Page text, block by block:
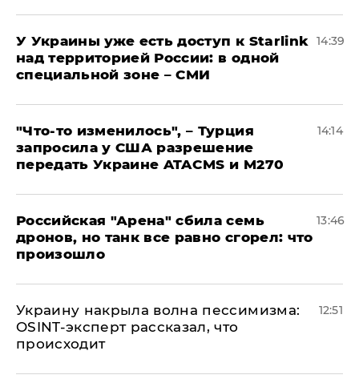
У Украины уже есть доступ к Starlink
над территорией России: в одной
специальной зоне – СМИ
14:39
​"Что-то изменилось", – Турция
запросила у США разрешение
передать Украине ATACMS и M270
14:14
​Российская "Арена" сбила семь
дронов, но танк все равно сгорел: что
произошло
13:46
​Украину накрыла волна пессимизма:
OSINT-эксперт рассказал, что
происходит
12:51